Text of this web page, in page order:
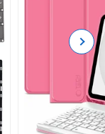
Next